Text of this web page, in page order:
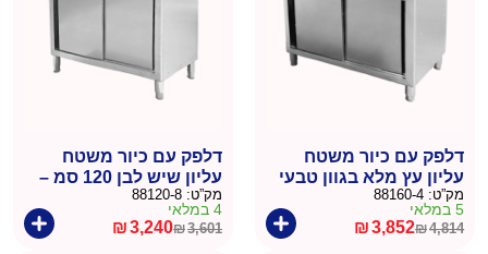
דלפק עם כיור משטח
עליון עץ מלא בגוון טבעי
164 סמ – דניאל
מק”ט: 88160-4
5 במלאי
₪4,814
המחיר
₪3,852
המחיר
דלפק עם כיור משטח
עליון שיש לבן 120 סמ –
דניאל
מק”ט: 88120-8
4 במלאי
₪3,601
המחיר
₪3,240
המחיר